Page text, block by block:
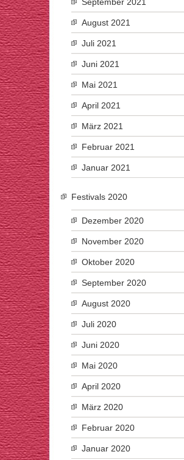
August 2021
Juli 2021
Juni 2021
Mai 2021
April 2021
März 2021
Februar 2021
Januar 2021
Festivals 2020
Dezember 2020
November 2020
Oktober 2020
September 2020
August 2020
Juli 2020
Juni 2020
Mai 2020
April 2020
März 2020
Februar 2020
Januar 2020